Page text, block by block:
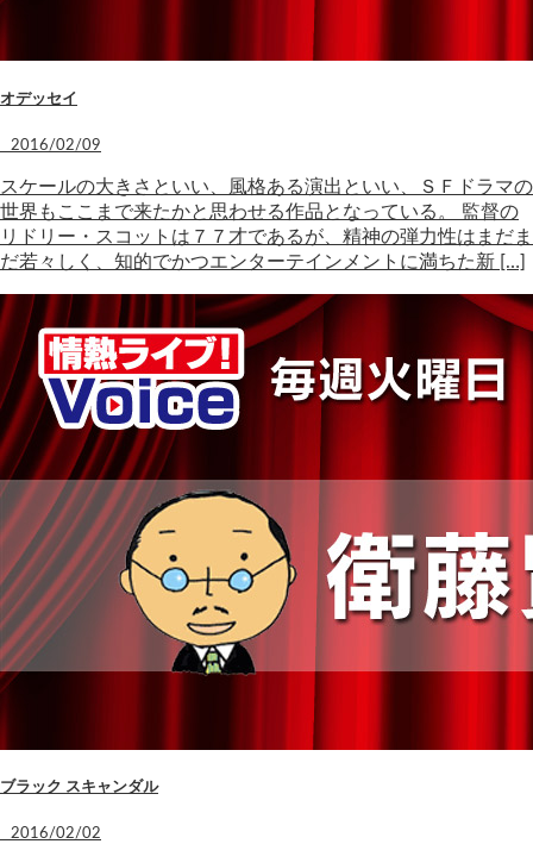
オデッセイ
2016/02/09
スケールの大きさといい、風格ある演出といい、ＳＦドラマの
世界もここまで来たかと思わせる作品となっている。 監督の
リドリー・スコットは７７才であるが、精神の弾力性はまだま
だ若々しく、知的でかつエンターテインメントに満ちた新 […]
ブラック スキャンダル
2016/02/02